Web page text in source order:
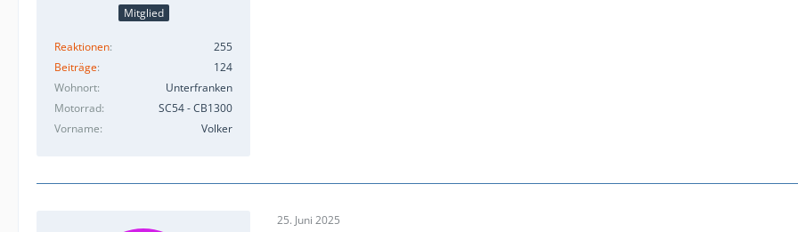
Mitglied
Reaktionen
255
Beiträge
124
Wohnort
Unterfranken
Motorrad
SC54 - CB1300
Vorname
Volker
25. Juni 2025